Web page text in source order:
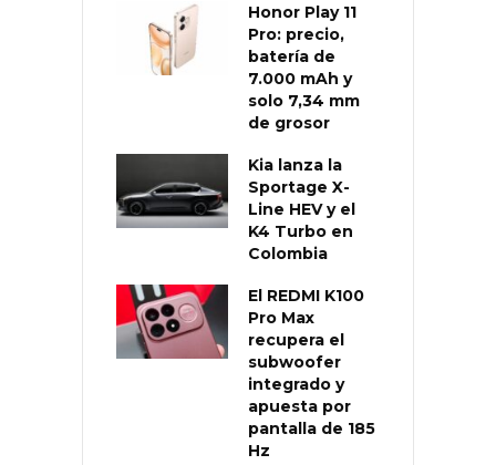
Honor Play 11
Pro: precio,
batería de
7.000 mAh y
solo 7,34 mm
de grosor
Kia lanza la
Sportage X-
Line HEV y el
K4 Turbo en
Colombia
El REDMI K100
Pro Max
recupera el
subwoofer
integrado y
apuesta por
pantalla de 185
Hz